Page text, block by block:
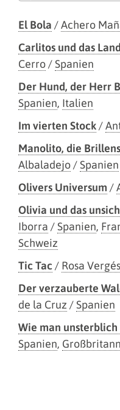
El Bola /Achero
Carlitos und das
Cerro/Spanien
Der Hund, der Herr
Spanien, Italien
Im vierten Stock/
Manolito, die
Albaladejo/Spanien
Olivers Universum /
Olivia und das
Iborra /Spanien,
Schweiz
Tic Tac/ Rosa Vergés
Der verzauberte
de la Cruz /Spanien
Wie man
Spanien,